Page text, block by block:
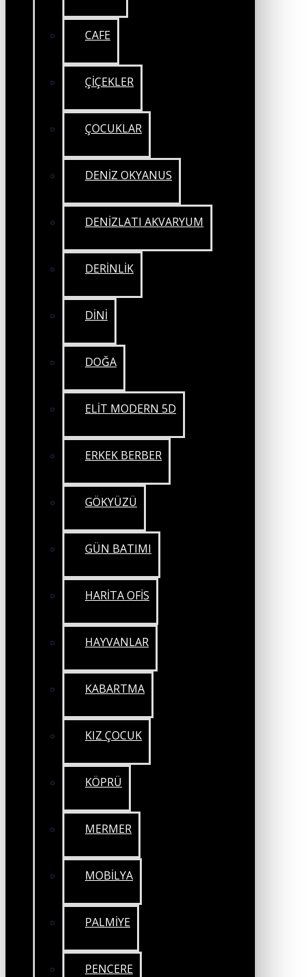
CAFE
ÇİÇEKLER
ÇOCUKLAR
DENİZ OKYANUS
DENİZLATI AKVARYUM
DERİNLİK
DİNİ
DOĞA
ELİT MODERN 5D
ERKEK BERBER
GÖKYÜZÜ
GÜN BATIMI
HARİTA OFİS
HAYVANLAR
KABARTMA
KIZ ÇOCUK
KÖPRÜ
MERMER
MOBİLYA
PALMİYE
PENCERE